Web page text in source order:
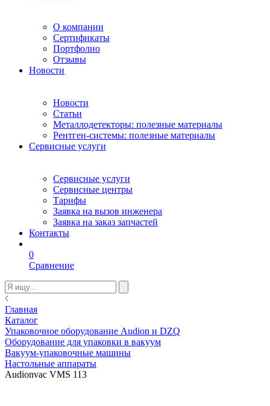
О компании
Сертификаты
Портфолио
Отзывы
Новости
Новости
Статьи
Металлодетекторы: полезные материалы
Рентген-системы: полезные материалы
Сервисные услуги
Сервисные услуги
Сервисные центры
Тарифы
Заявка на вызов инженера
Заявка на заказ запчастей
Контакты
0
Сравнение
Главная
Каталог
Упаковочное оборудование Audion и DZQ
Оборудование для упаковки в вакуум
Вакуум-упаковочные машины
Настольные аппараты
Audionvac VMS 113